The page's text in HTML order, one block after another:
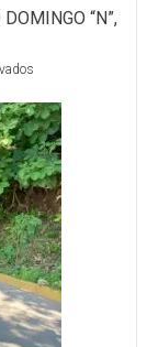
“N”,
en
VIOLAR
A
SU
MENOR
HIJA
ARTURO
DOMINGO
“N”,
FUE
ENCONTRADO
CULPABLE